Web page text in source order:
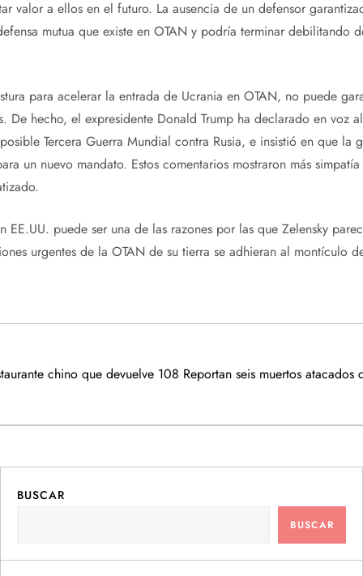
valor a ellos en el futuro. La ausencia de un defensor
mutua que existe en OTAN y podría terminar debilitando
para acelerar la entrada de Ucrania en OTAN, no puede
De hecho, el expresidente Donald Trump ha declarado en voz
Tercera Guerra Mundial contra Rusia, e insistió en que la
un nuevo mandato. Estos comentarios mostraron más
puede ser una de las razones por las que Zelensky
urgentes de la OTAN de su tierra se adhieran al montículo
chino que devuelve 108 Reportan seis muertos
BUSCAR
BUSCAR